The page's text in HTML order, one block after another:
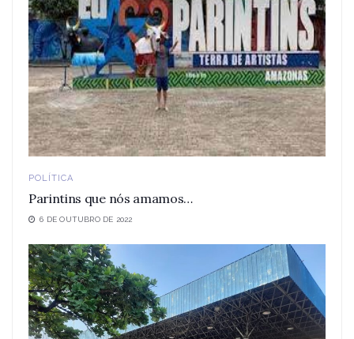
POLÍTICA
Parintins que nós amamos…
6 DE OUTUBRO DE 2022